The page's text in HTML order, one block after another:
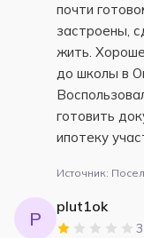
почти
застроены,
жить.
до школы в
готовить
ипотеку
Источник:
P
plut1ok